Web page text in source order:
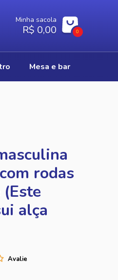
Minha sacola
R$ 0,00 0
mesa e bar
rodas
alça